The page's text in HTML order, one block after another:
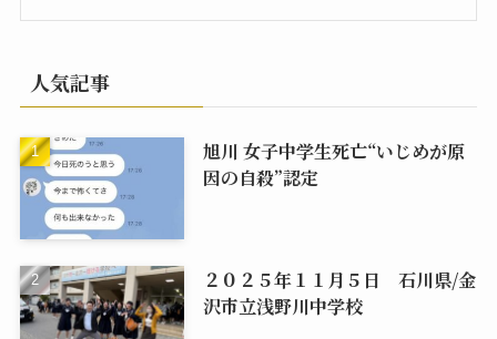
人気記事
旭川 女子中学生死亡“いじめが原
因の自殺”認定
２０２５年１１月５日 石川県/金
沢市立浅野川中学校